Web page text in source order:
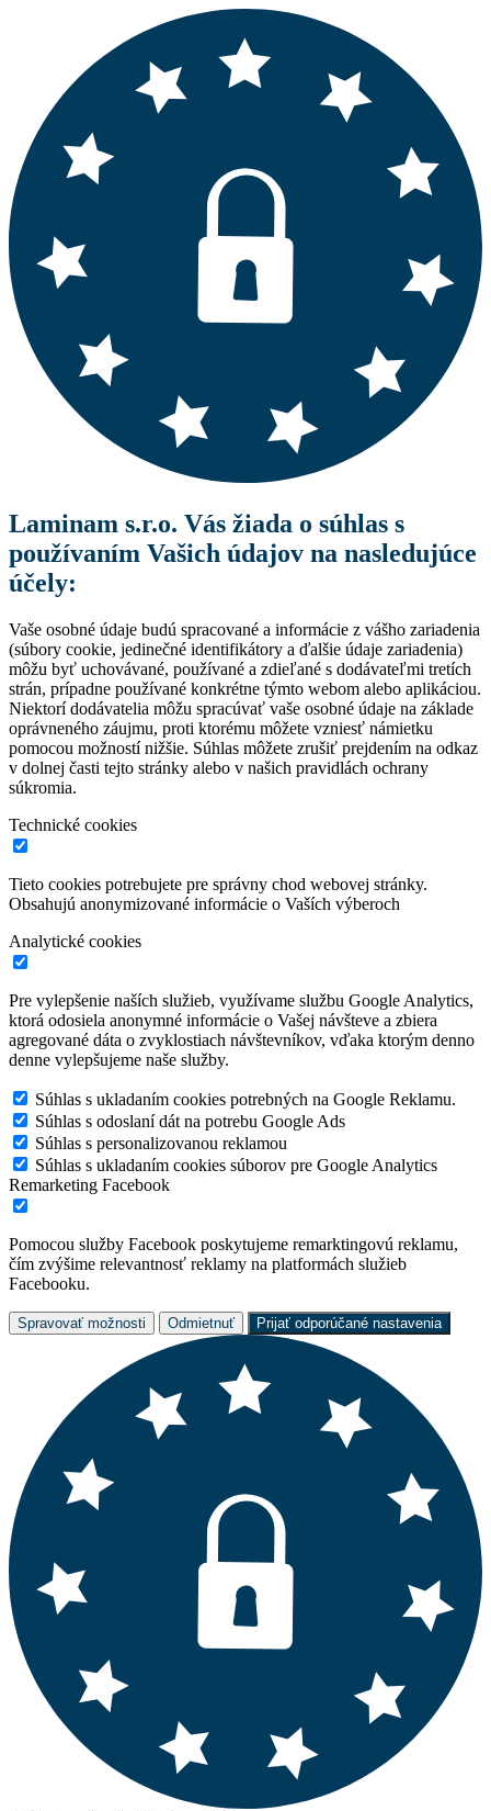
Laminam s.r.o. Vás žiada o súhlas s
používaním Vašich údajov na nasledujúce
účely:
Vaše osobné údaje budú spracované a informácie z vášho zariadenia
(súbory cookie, jedinečné identifikátory a ďalšie údaje zariadenia)
môžu byť uchovávané, používané a zdieľané s dodávateľmi tretích
strán, prípadne používané konkrétne týmto webom alebo aplikáciou.
Niektorí dodávatelia môžu spracúvať vaše osobné údaje na základe
oprávneného záujmu, proti ktorému môžete vzniesť námietku
pomocou možností nižšie. Súhlas môžete zrušiť prejdením na odkaz
v dolnej časti tejto stránky alebo v našich pravidlách ochrany
súkromia.
Technické cookies
Tieto cookies potrebujete pre správny chod webovej stránky.
Obsahujú anonymizované informácie o Vaších výberoch
Analytické cookies
Pre vylepšenie naších služieb, využívame službu Google Analytics,
ktorá odosiela anonymné informácie o Vašej návšteve a zbiera
agregované dáta o zvyklostiach návštevníkov, vďaka ktorým denno
denne vylepšujeme naše služby.
Súhlas s ukladaním cookies potrebných na Google Reklamu.
Súhlas s odoslaní dát na potrebu Google Ads
Súhlas s personalizovanou reklamou
Súhlas s ukladaním cookies súborov pre Google Analytics
Remarketing Facebook
Pomocou služby Facebook poskytujeme remarktingovú reklamu,
čím zvýšime relevantnosť reklamy na platformách služieb
Facebooku.
Spravovať možnosti Odmietnuť Prijať odporúčané nastavenia